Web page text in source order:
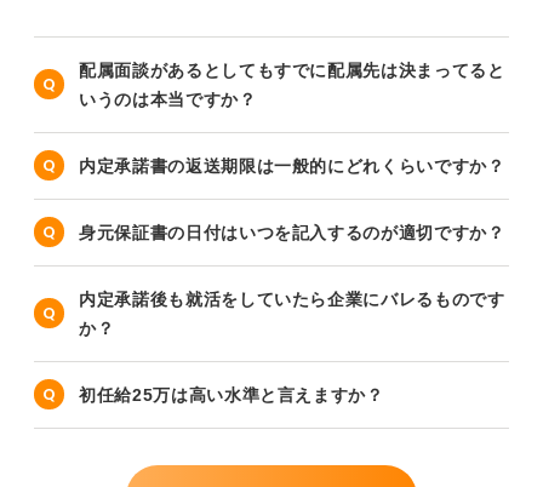
配属面談があるとしてもすでに配属先は決まってると
いうのは本当ですか？
内定承諾書の返送期限は一般的にどれくらいですか？
身元保証書の日付はいつを記入するのが適切ですか？
内定承諾後も就活をしていたら企業にバレるものです
か？
初任給25万は高い水準と言えますか？